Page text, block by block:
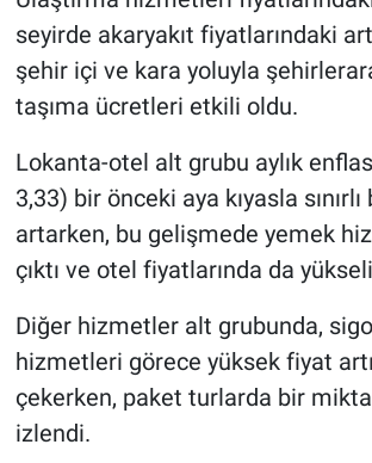
seyirde akaryakıt fiyatlarındaki
şehir içi ve kara yoluyla
taşıma ücretleri etkili oldu.
Lokanta-otel alt grubu aylık
3,33) bir önceki aya kıyasla
artarken, bu gelişmede yemek
çıktı ve otel fiyatlarında da
Diğer hizmetler alt grubunda,
hizmetleri görece yüksek fiyat
çekerken, paket turlarda bir
izlendi.